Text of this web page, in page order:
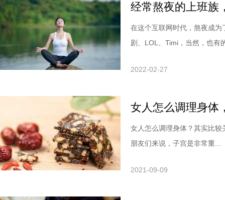
经常熬夜的上班族
在这个互联网时代，熬夜成
剧、LOL、Timi，当然，也有
2022-02-27
女人怎么调理身体
女人怎么调理身体？其实比
朋友们来说，子宫是非常重...
2021-09-09